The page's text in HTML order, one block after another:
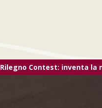
Rilegno Contest: inventa la